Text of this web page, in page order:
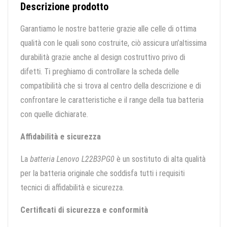
Descrizione prodotto
Garantiamo le nostre batterie grazie alle celle di ottima
qualità con le quali sono costruite, ciò assicura un’altissima
durabilità grazie anche al design costruttivo privo di
difetti. Ti preghiamo di controllare la scheda delle
compatibilità che si trova al centro della descrizione e di
confrontare le caratteristiche e il range della tua batteria
con quelle dichiarate.
Affidabilità e sicurezza
La batteria Lenovo L22B3PG0 è un sostituto di alta qualità
per la batteria originale che soddisfa tutti i requisiti
tecnici di affidabilità e sicurezza.
Certificati di sicurezza e conformità